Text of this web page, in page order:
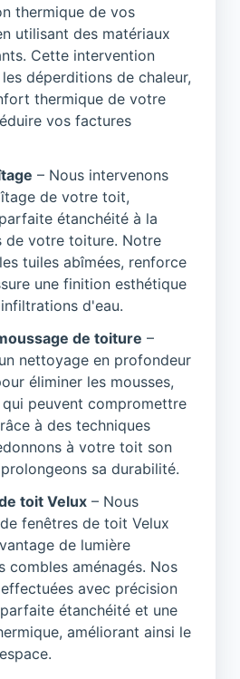
thermique de vos
utilisant des matériaux
Cette intervention
déperditions de chaleur,
thermique de votre
vos factures
– Nous intervenons
de votre toit,
étanchéité à la
de votre toiture. Notre
tuiles abîmées, renforce
une finition esthétique
d'eau.
de toiture –
nettoyage en profondeur
éliminer les mousses,
peuvent compromettre
à des techniques
à votre toit son
sa durabilité.
toit Velux – Nous
fenêtres de toit Velux
de lumière
combles aménagés. Nos
avec précision
étanchéité et une
améliorant ainsi le